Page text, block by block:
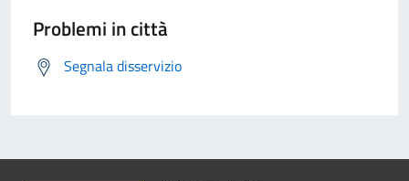
Problemi in città
Segnala disservizio